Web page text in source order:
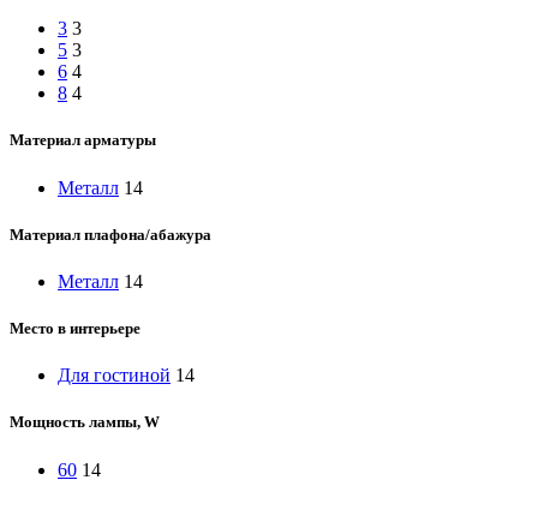
3 3
5 3
6 4
8 4
Материал арматуры
Металл 14
Материал плафона/абажура
Металл 14
Место в интерьере
Для гостиной 14
Мощность лампы, W
60 14